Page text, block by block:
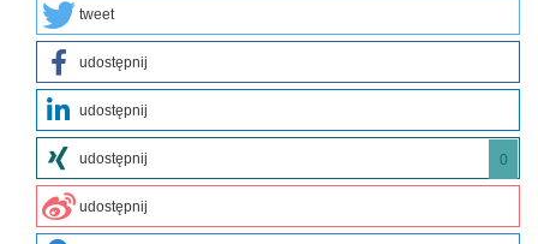
tweet
udostępnij
udostępnij
udostępnij 0
udostępnij